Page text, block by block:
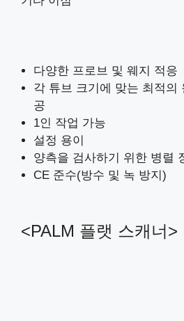
다양한 프로브 및 웨지 적응
각 튜브 크기에 맞는 최적의
공
1인 작업 가능
설정 용이
양측을 검사하기 위한 병렬
CE 준수(방수 및 녹 방지)
<PALM 플랫 스캐너>